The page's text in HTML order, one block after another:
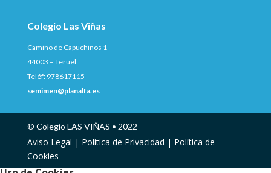
Colegio Las Viñas
Camino de Capuchinos 1
44003 – Teruel
Teléf: 978617115
semimen@planalfa.es
© Colegio LAS VIÑAS • 2022
Aviso Legal | Política de Privacidad | Política de
Cookies